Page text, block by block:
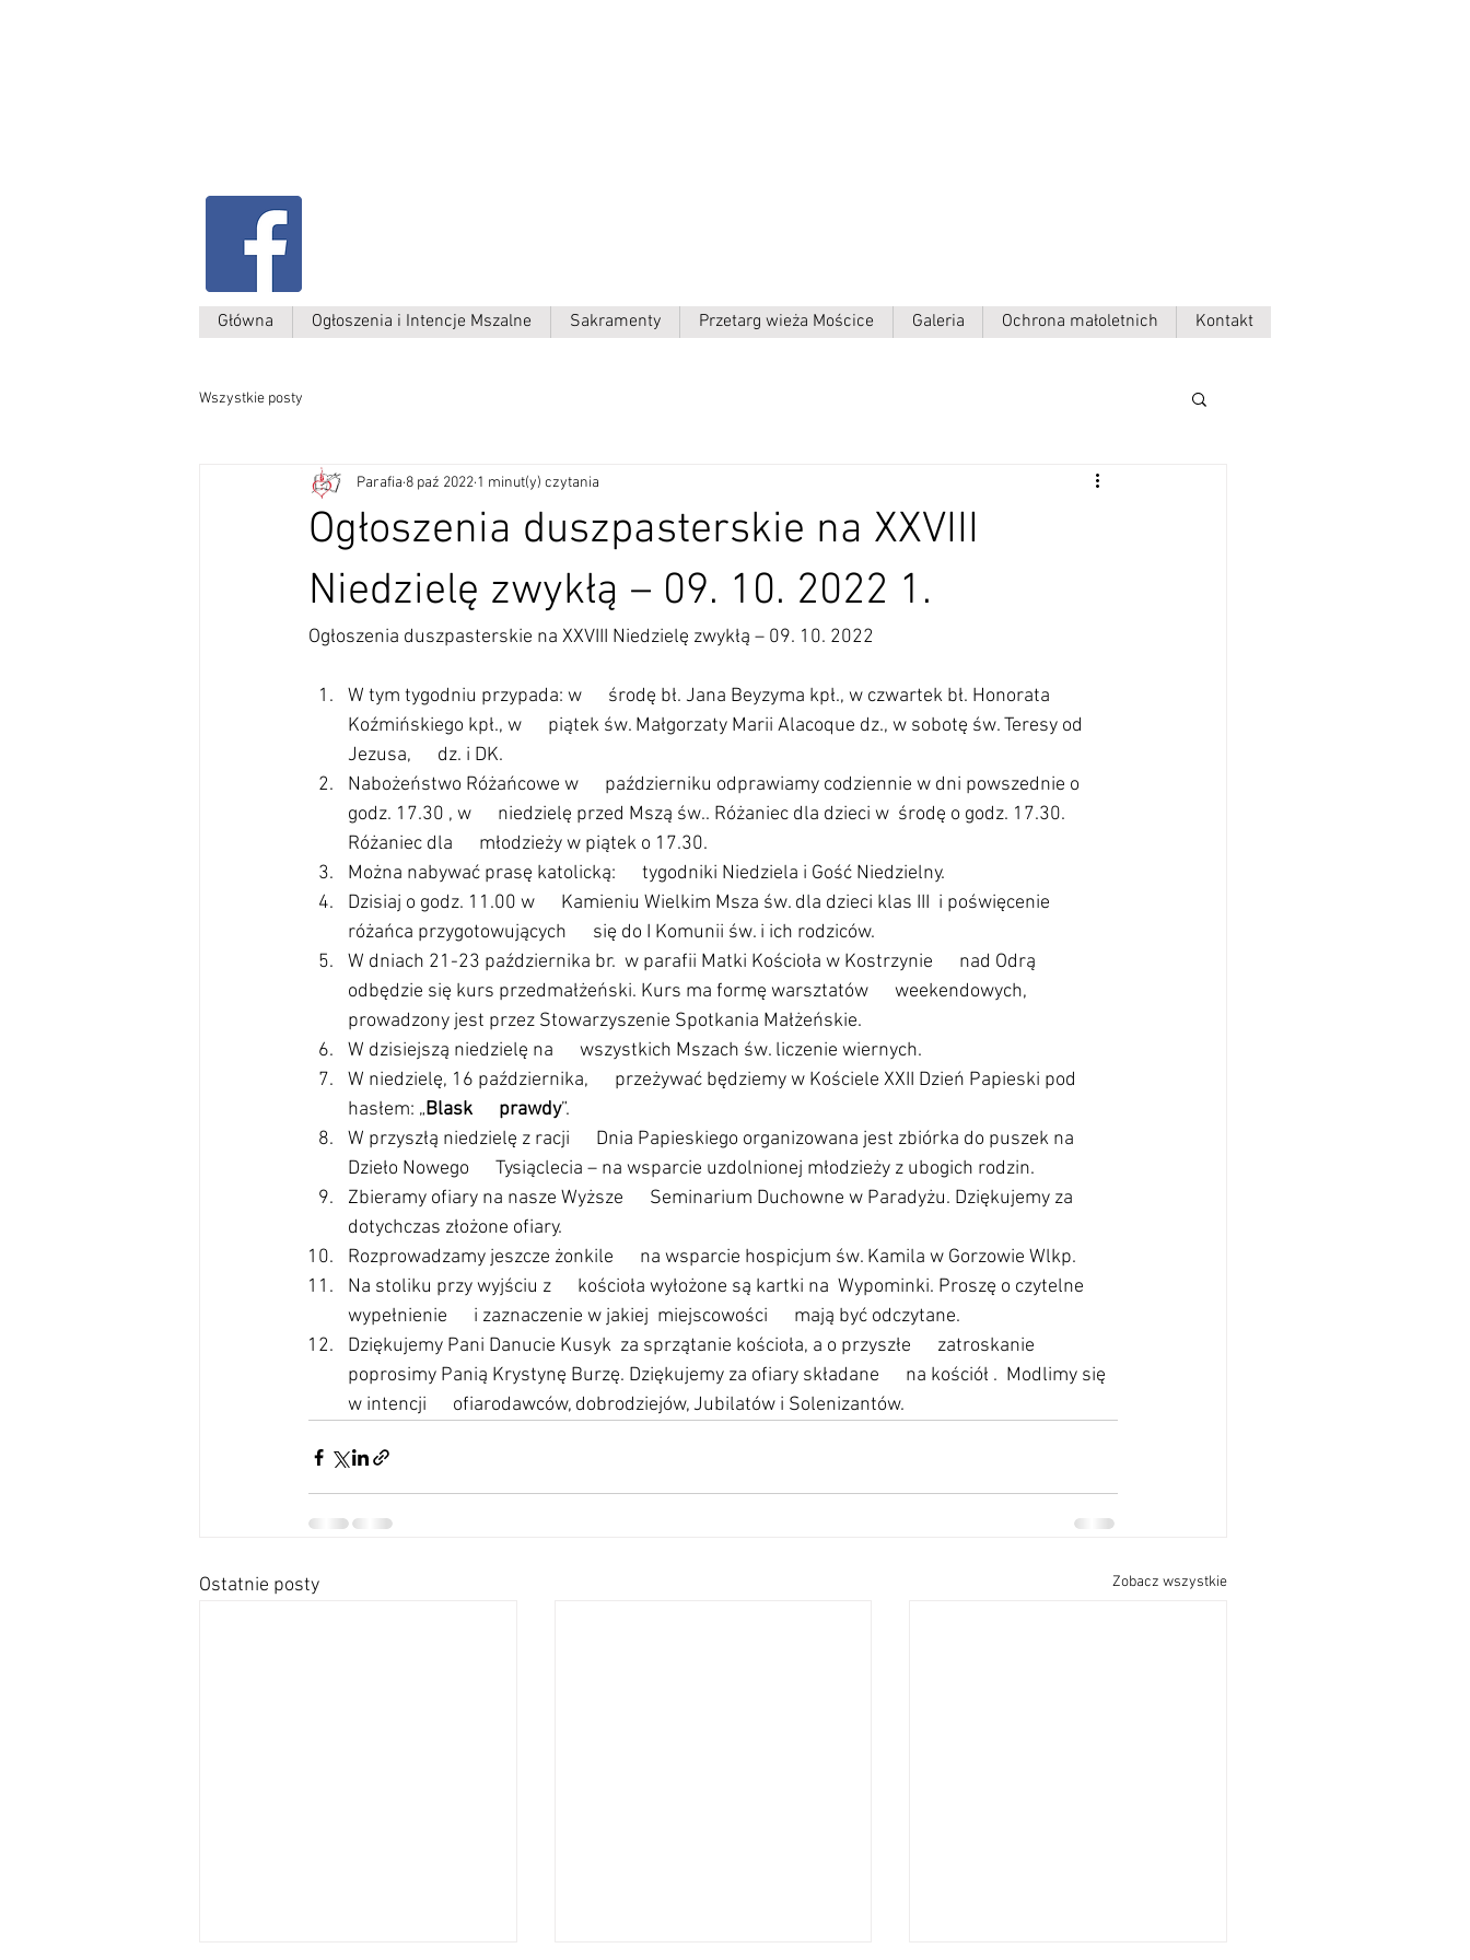
Główna Ogłoszenia i Intencje Mszalne Sakramenty Przetarg wieża Mościce Galeria Ochrona małoletnich Kontakt
Wszystkie posty
Ogłoszenia duszpasterskie na XXVIII
Niedzielę zwykłą – 09. 10. 2022 1.
Parafia 8 paź 2022 1 minut(y) czytania
Ogłoszenia duszpasterskie na XXVIII Niedzielę zwykłą – 09. 10. 2022
W tym tygodniu przypada: w      środę bł. Jana Beyzyma kpł., w czwartek bł. Honorata
Koźmińskiego kpł., w      piątek św. Małgorzaty Marii Alacoque dz., w sobotę św. Teresy od
Jezusa,      dz. i DK.
Nabożeństwo Różańcowe w      październiku odprawiamy codziennie w dni powszednie o
godz. 17.30 , w      niedzielę przed Mszą św.. Różaniec dla dzieci w  środę o godz. 17.30.
Różaniec dla      młodzieży w piątek o 17.30.
Można nabywać prasę katolicką:      tygodniki Niedziela i Gość Niedzielny.
Dzisiaj o godz. 11.00 w      Kamieniu Wielkim Msza św. dla dzieci klas III  i poświęcenie
różańca przygotowujących      się do I Komunii św. i ich rodziców.
W dniach 21-23 października br.  w parafii Matki Kościoła w Kostrzynie      nad Odrą
odbędzie się kurs przedmałżeński. Kurs ma formę warsztatów      weekendowych,
prowadzony jest przez Stowarzyszenie Spotkania Małżeńskie.
W dzisiejszą niedzielę na      wszystkich Mszach św. liczenie wiernych.
W niedzielę, 16 października,      przeżywać będziemy w Kościele XXII Dzień Papieski pod
hasłem: „Blask      prawdy”.
W przyszłą niedzielę z racji      Dnia Papieskiego organizowana jest zbiórka do puszek na
Dzieło Nowego      Tysiąclecia – na wsparcie uzdolnionej młodzieży z ubogich rodzin.
Zbieramy ofiary na nasze Wyższe      Seminarium Duchowne w Paradyżu. Dziękujemy za
dotychczas złożone ofiary.
Rozprowadzamy jeszcze żonkile      na wsparcie hospicjum św. Kamila w Gorzowie Wlkp.
Na stoliku przy wyjściu z      kościoła wyłożone są kartki na  Wypominki. Proszę o czytelne
wypełnienie      i zaznaczenie w jakiej  miejscowości      mają być odczytane.
Dziękujemy Pani Danucie Kusyk  za sprzątanie kościoła, a o przyszłe      zatroskanie
poprosimy Panią Krystynę Burzę. Dziękujemy za ofiary składane      na kościół .  Modlimy się
w intencji      ofiarodawców, dobrodziejów, Jubilatów i Solenizantów.
Ostatnie posty Zobacz wszystkie